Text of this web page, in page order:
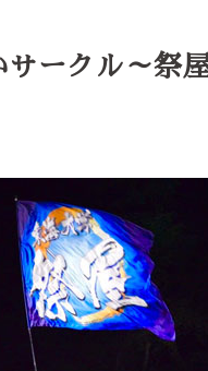
ークル～祭